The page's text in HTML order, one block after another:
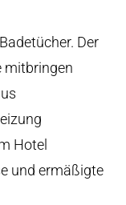
Der
mitbringen
Hotel
und ermäßigte